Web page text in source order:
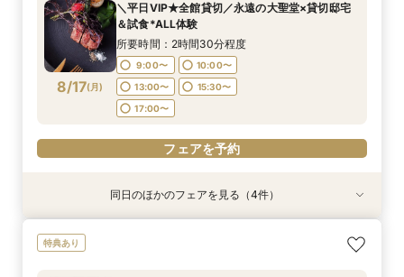
8/16(日)
9:00〜
10:00〜
13:00〜
15:30〜
17:00〜
フェアを予約
8/16(日)
所要時間：2時間30分程度
13:00〜
15:30〜
17:00〜
フェアを予約
8/16(日)
9:00〜
10:00〜
13:00〜
15:30〜
17:00〜
フェアを予約
8/16(日)
9:00〜
10:00〜
13:00〜
15:30〜
17:00〜
フェアを予約
8/16(日)
10:00〜
13:00〜
15:30〜
17:00〜
フェアを予約
8/17(月)
＼平日VIP★全館貸切／永遠の大聖堂×貸切邸宅
＆試食*ALL体験
所要時間：2時間30分程度
9:00〜
10:00〜
13:00〜
15:30〜
17:00〜
フェアを予約
特典あり
<初見学に◎>じっくり相談会×大聖堂×上質空間
衣装試着 特典あり
＼パパママ＆マタニティも安心★／ダンドリや予
【60分で知りたいことだけ♪】安心相談×会場見
衣装試着 特典あり
【地元婚応援】北九州・筑豊出身or在住なら★自
同日のほかのフェアを見る（4件）
特典あり